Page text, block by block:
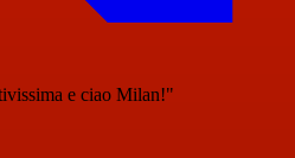
e ciao Milan!"